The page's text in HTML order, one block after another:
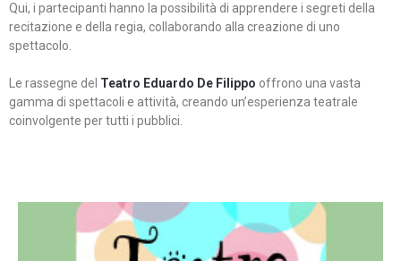
Qui, i partecipanti hanno la possibilità di apprendere i segreti della
recitazione e della regia, collaborando alla creazione di uno
spettacolo.
Le rassegne del Teatro Eduardo De Filippo offrono una vasta
gamma di spettacoli e attività, creando un’esperienza teatrale
coinvolgente per tutti i pubblici.